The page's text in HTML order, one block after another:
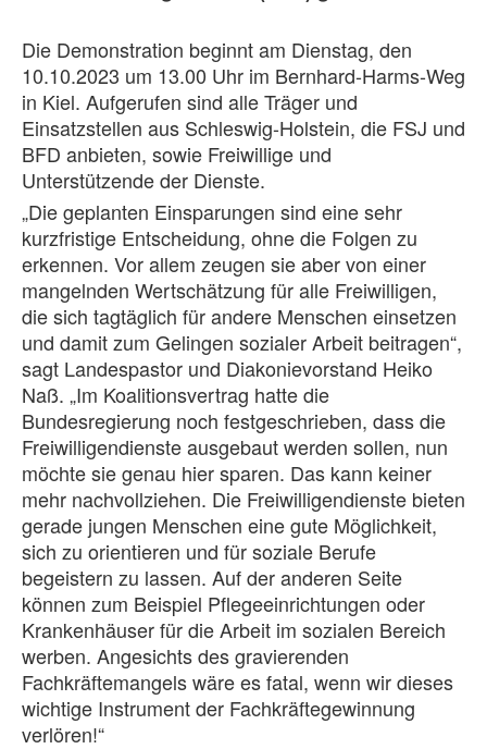
Die Demonstration beginnt am Dienstag, den
10.10.2023 um 13.00 Uhr im Bernhard-Harms-Weg
in Kiel. Aufgerufen sind alle Träger und
Einsatzstellen aus Schleswig-Holstein, die FSJ und
BFD anbieten, sowie Freiwillige und
Unterstützende der Dienste.
„Die geplanten Einsparungen sind eine sehr
kurzfristige Entscheidung, ohne die Folgen zu
erkennen. Vor allem zeugen sie aber von einer
mangelnden Wertschätzung für alle Freiwilligen,
die sich tagtäglich für andere Menschen einsetzen
und damit zum Gelingen sozialer Arbeit beitragen“,
sagt Landespastor und Diakonievorstand Heiko
Naß. „Im Koalitionsvertrag hatte die
Bundesregierung noch festgeschrieben, dass die
Freiwilligendienste ausgebaut werden sollen, nun
möchte sie genau hier sparen. Das kann keiner
mehr nachvollziehen. Die Freiwilligendienste bieten
gerade jungen Menschen eine gute Möglichkeit,
sich zu orientieren und für soziale Berufe
begeistern zu lassen. Auf der anderen Seite
können zum Beispiel Pflegeeinrichtungen oder
Krankenhäuser für die Arbeit im sozialen Bereich
werben. Angesichts des gravierenden
Fachkräftemangels wäre es fatal, wenn wir dieses
wichtige Instrument der Fachkräftegewinnung
verlören!“